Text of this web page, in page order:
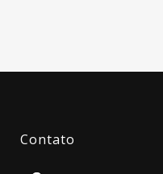
Contato